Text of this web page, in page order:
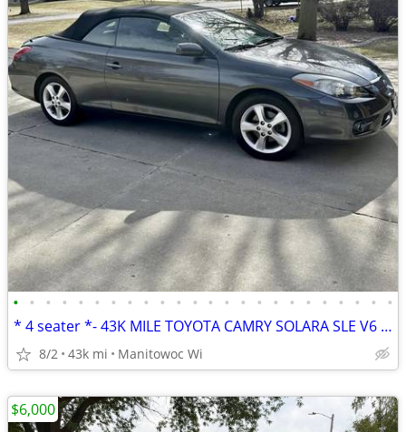
• • • • • • • • • • • • • • • • • • • • • • • •
* 4 seater *- 43K MILE TOYOTA CAMRY SOLARA SLE V6 CONVERTIBLE 1 OWNER
8/2 43k mi Manitowoc Wi
$6,000